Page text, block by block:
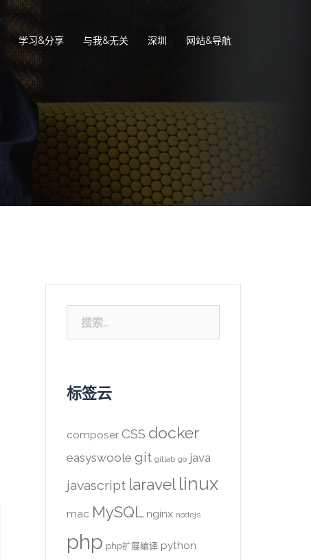
学习&分享 与我&无关 深圳 网站&导航
索：
标签云
composer CSS docker
easyswoole git gitlab go java
javascript laravel linux
mac MySQL nginx nodejs
php php扩展编译 python